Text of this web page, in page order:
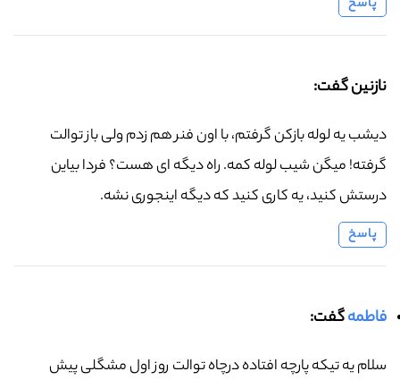
نازنین گفت:
دیشب یه لوله بازکن گرفتم، با اون فنر هم زدم ولی باز توالت
گرفته! میگن شیب لوله کمه. راه دیگه ای هست؟ فردا بیاین
درستش کنید، یه کاری کنید که دیگه اینجوری نشه.
پاسخ
فاطمهگفت:
سلام یه تیکه پارچه افتاده درچاه توالت روز اول مشگلی پیش